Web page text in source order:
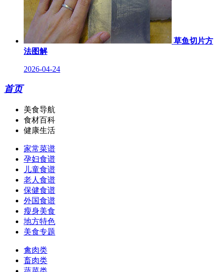
草鱼切片方
法图解
2026-04-24
首页
美食导航
食材百科
健康生活
家常菜谱
孕妇食谱
儿童食谱
老人食谱
保健食谱
外国食谱
瘦身美食
地方特色
美食专题
禽肉类
畜肉类